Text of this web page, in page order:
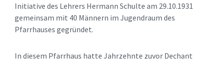
Initiative des Lehrers Hermann Schulte am 29.10.1931
gemeinsam mit 40 Männern im Jugendraum des
Pfarrhauses gegründet.
In diesem Pfarrhaus hatte Jahrzehnte zuvor Dechant